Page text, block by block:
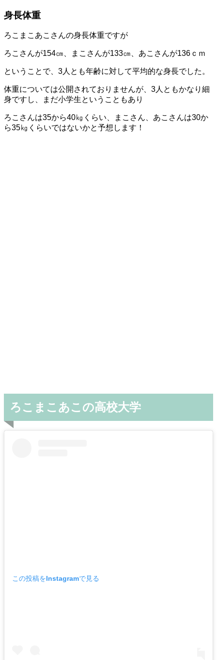
身長体重
ろこまこあこさんの身長体重ですが
ろこさんが154㎝、まこさんが133㎝、あこさんが136ｃｍ
ということで、3人とも年齢に対して平均的な身長でした。
体重については公開されておりませんが、3人ともかなり細
身ですし、まだ小学生ということもあり
ろこさんは35から40㎏くらい、まこさん、あこさんは30か
ら35㎏くらいではないかと予想します！
ろこまこあこの高校大学
この投稿をInstagramで見る